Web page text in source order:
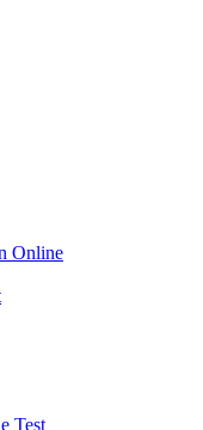
Online
Test